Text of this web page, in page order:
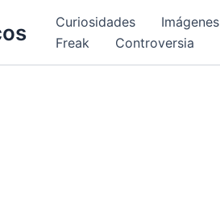
Curiosidades Imágenes
Freak
Controversia